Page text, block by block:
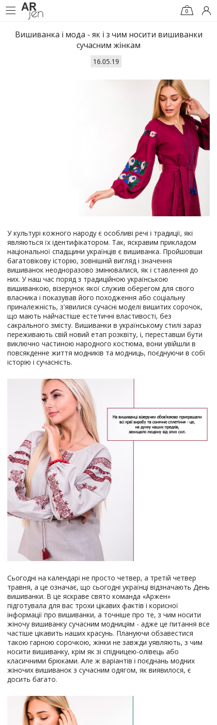
0
Вишиванка і мода - як і з чим носити вишиванки
сучасним жінкам
16.05.19
У культурі кожного народу є особливі речі і традиції, які
являються їх ідентифікатором. Так, яскравим прикладом
національної спадщини українців є вишиванка. Пройшовши
багатовікову історію, зовнішній вигляд і значення
вишиванок неодноразово змінювалися, як і ставлення до
них. У наш час поряд з традиційною українською
вишиванкою, візерунок якої служив оберегом для свого
власника і показував його походження або соціальну
приналежність, з'явилися сучасні моделі вишитих сорочок,
що мають найчастіше естетичні властивості, без
сакрального змісту. Вишиванки в українському стилі зараз
переживають свій новий етап розквіту, і, переставши бути
виключно частиною народного костюма, вони увійшли в
повсякденне життя модників та модниць, поєднуючи в собі
історію і сучасність.
Сьогодні на календарі не просто четвер, а третій четвер
травня, а це означає, що сьогодні українці відзначають День
вишиванки. В це яскраве свято команда «Аржен»
підготувала для вас трохи цікавих фактів і корисної
інформації про вишиванки, а точніше про те, з чим носити
жіночу вишиванку сучасним модницям - адже це питання все
частіше цікавить наших красунь. Плануючи обзавестися
такою гарною сорочкою, жінки не завжди уявляють, з чим
носити вишиванку, крім як зі спідницею-олівець або
класичними брюками. Але ж варіантів і поєднань модних
жіночих вишиванок з сучасним одягом, як виявилося, є
досить багато.